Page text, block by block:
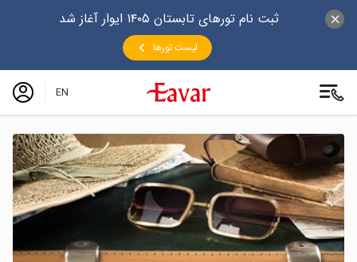
ثبت نام تورهای تابستان ۱۴۰۵ ایوار آغاز شد
لیست تورها
EN